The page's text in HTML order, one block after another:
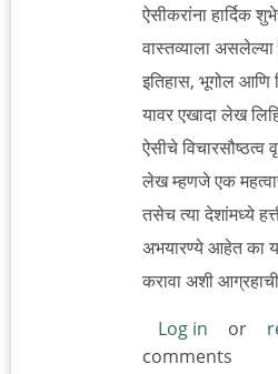
ऐसीकरांना हार्दिक
वास्तव्याला असलेल्या
इतिहास, भूगोल आणि
यावर एखादा लेख
ऐसीचे विचारसौष्ठत्व
लेख म्हणजे एक
तसेच त्या देशांमध्ये
अभयारण्ये आहेत का
करावा अशी
Log in
or
comments